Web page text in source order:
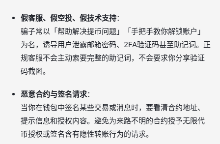
假客服、假空投、假技术支持：
骗子常以「帮助解决提币问题」「手把手教你解锁账户」
为名，诱导用户泄露邮箱密码、2FA验证码甚至助记词。正
规客服不会主动索要完整的助记词，不会要求你分享验证
码截图。
恶意合约与签名请求：
当你在钱包中签名某些交易或消息时，要看清合约地址、
提示信息和授权内容。避免为来路不明的合约授予无限代
币授权或签名含有隐性转账行为的请求。